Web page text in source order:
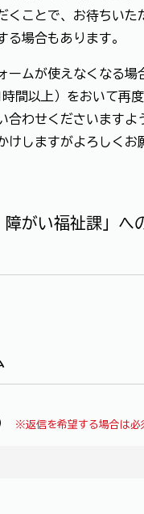
くことで、お待ちいた
る場合もあります。
ムが使えなくなる場
間以上）をおいて再
合わせくださいますよ
けしますがよろしくお
がい福祉課」へ
※返信を希望する場合は必